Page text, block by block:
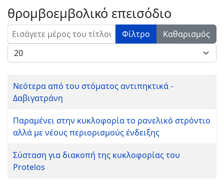
θρομβοεμβολικό επεισόδιο
Εισάγετε μέρος του τίτλου. Φίλτρο
Καθαρισμός
Εμφάνιση #
Νεότερα από του στόματος αντιπηκτικά -
Δαβιγατράνη
Παραμένει στην κυκλοφορία το ρανελικό στρόντιο
αλλά με νέους περιορισμούς ένδειξης
Σύσταση για διακοπή της κυκλοφορίας του
Protelos